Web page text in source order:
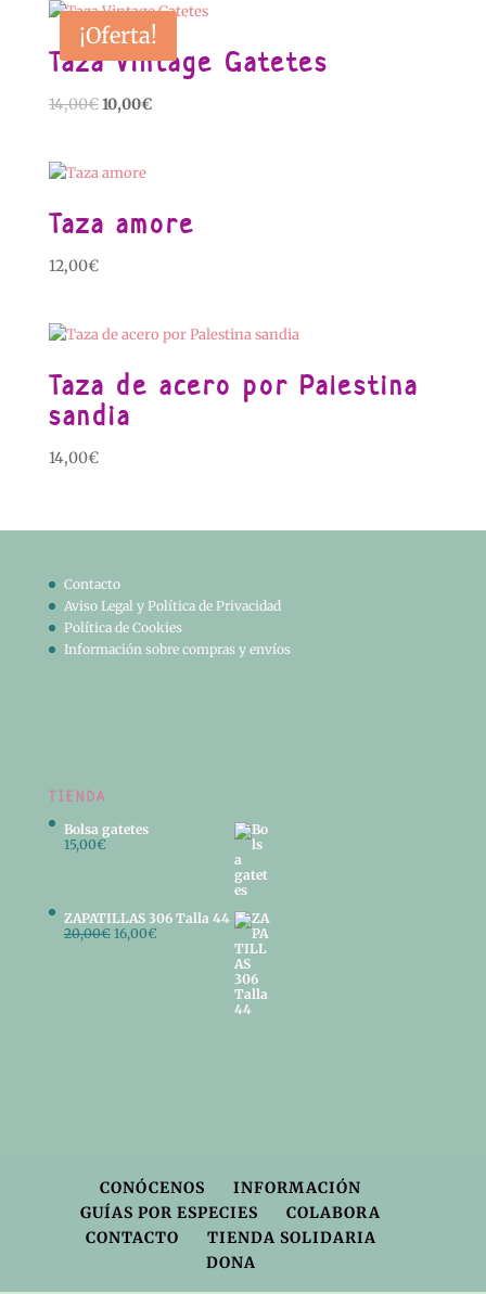
¡Oferta!
Taza Vintage Gatetes
14,00€El
era:
10,00€El
Taza amore
12,00€
Taza de acero por Palestina
sandia
14,00€
Contacto
Aviso Legal y Política de Privacidad
Política de Cookies
Información sobre compras y envíos
TIENDA
Bolsa gatetes
15,00€
ZAPATILLAS 306 Talla 44
20,00€ El
16,00€El
CONÓCENOS
INFORMACIÓN
GUÍAS POR ESPECIES
COLABORA
CONTACTO
TIENDA SOLIDARIA
DONA